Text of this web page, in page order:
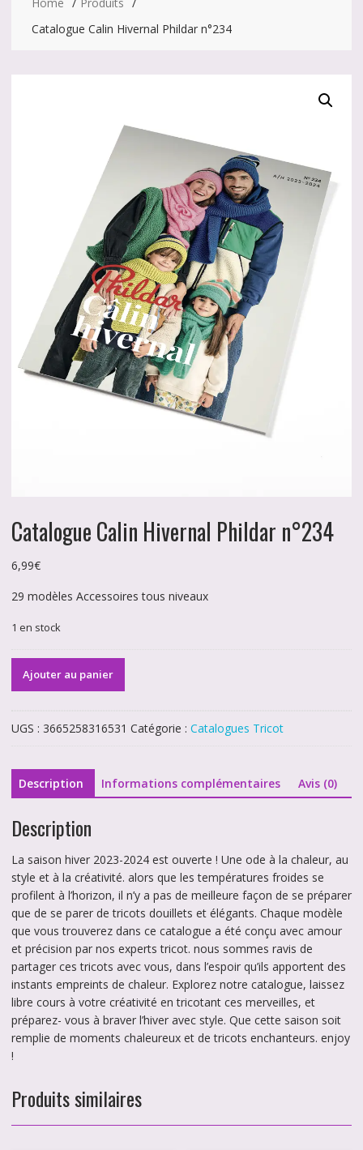
Catalogue Calin Hivernal Phildar n°234
Catalogue Calin Hivernal Phildar n°234
6,99€
29 modèles Accessoires tous niveaux
1 en stock
de
Hivernal
n°234
Ajouter au panier
UGS : 3665258316531 Catégorie : Catalogues Tricot
Description Informations complémentaires Avis (0)
Description
La saison hiver 2023-2024 est ouverte ! Une ode à la chaleur, au
style et à la créativité. alors que les températures froides se
profilent à l’horizon, il n’y a pas de meilleure façon de se préparer
que de se parer de tricots douillets et élégants. Chaque modèle
que vous trouverez dans ce catalogue a été conçu avec amour
et précision par nos experts tricot. nous sommes ravis de
partager ces tricots avec vous, dans l’espoir qu’ils apportent des
instants empreints de chaleur. Explorez notre catalogue, laissez
libre cours à votre créativité en tricotant ces merveilles, et
préparez- vous à braver l’hiver avec style. Que cette saison soit
remplie de moments chaleureux et de tricots enchanteurs. enjoy
!
Produits similaires